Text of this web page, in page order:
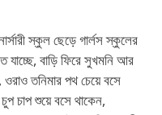
স্কুল ছেড়ে গার্লস স্কুলের
যাচ্ছে, বাড়ি ফিরে সুখমনি আর
ওরাও তনিমার পথ চেয়ে বসে
চাপ শুয়ে বসে থাকেন,